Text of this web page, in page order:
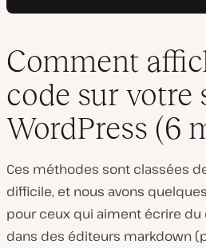
Comment
code sur votre
WordPress (6
Ces méthodes sont classées
difficile, et nous avons
pour ceux qui aiment écrire
dans des éditeurs markdown